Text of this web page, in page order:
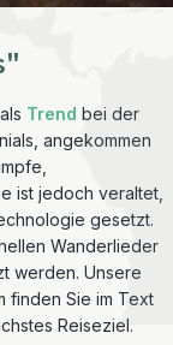
Trend bei der
angekommen
ist jedoch veraltet,
gesetzt.
Wanderlieder
werden. Unsere
finden Sie im Text
Reiseziel.